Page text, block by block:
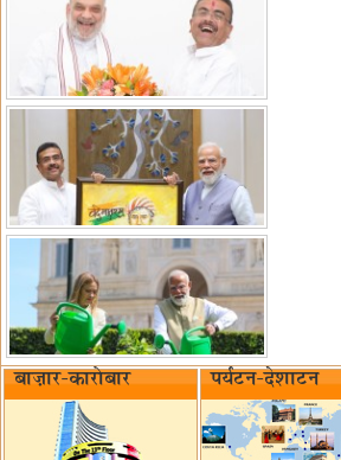
बाज़ार-कारोबार पर्यटन-देशाटन